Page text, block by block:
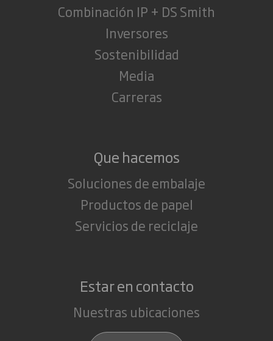
Combinación IP + DS Smith
Inversores
Sostenibilidad
Media
Carreras
Que hacemos
Soluciones de embalaje
Productos de papel
Servicios de reciclaje
Estar en contacto
Nuestras ubicaciones